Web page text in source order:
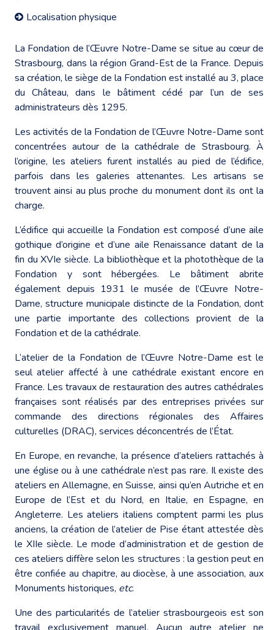
Localisation physique
La Fondation de l’Œuvre Notre-Dame se situe au cœur de
Strasbourg, dans la région Grand-Est de la France. Depuis
sa création, le siège de la Fondation est installé au 3, place
du Château, dans le bâtiment cédé par l’un de ses
administrateurs dès 1295.
Les activités de la Fondation de l’Œuvre Notre-Dame sont
concentrées autour de la cathédrale de Strasbourg. À
l’origine, les ateliers furent installés au pied de l’édifice,
parfois dans les galeries attenantes. Les artisans se
trouvent ainsi au plus proche du monument dont ils ont la
charge.
L’édifice qui accueille la Fondation est composé d’une aile
gothique d’origine et d’une aile Renaissance datant de la
fin du XVIe siècle. La bibliothèque et la photothèque de la
Fondation y sont hébergées. Le bâtiment abrite
également depuis 1931 le musée de l’Œuvre Notre-
Dame, structure municipale distincte de la Fondation, dont
une partie importante des collections provient de la
Fondation et de la cathédrale.
L’atelier de la Fondation de l’Œuvre Notre-Dame est le
seul atelier affecté à une cathédrale existant encore en
France. Les travaux de restauration des autres cathédrales
françaises sont réalisés par des entreprises privées sur
commande des directions régionales des Affaires
culturelles (DRAC), services déconcentrés de l’État.
En Europe, en revanche, la présence d’ateliers rattachés à
une église ou à une cathédrale n’est pas rare. Il existe des
ateliers en Allemagne, en Suisse, ainsi qu’en Autriche et en
Europe de l’Est et du Nord, en Italie, en Espagne, en
Angleterre. Les ateliers italiens comptent parmi les plus
anciens, la création de l’atelier de Pise étant attestée dès
le XIIe siècle. Le mode d’administration et de gestion de
ces ateliers diffère selon les structures : la gestion peut en
être confiée au chapitre, au diocèse, à une association, aux
Monuments historiques, etc.
Une des particularités de l’atelier strasbourgeois est son